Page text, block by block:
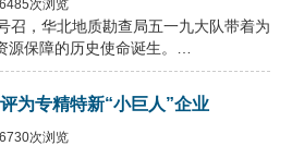
6485次浏览
召，华北地质勘查局五一九大队带着为
源保障的历史使命诞生。…
为专精特新“小巨人”企业
6730次浏览